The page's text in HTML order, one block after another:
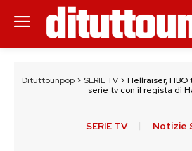
Dituttounpop > SERIE TV > Hellraiser, HBO
serie tv con il regista di
SERIE TV Notizie